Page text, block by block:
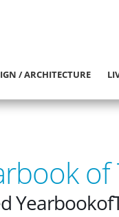
/ ARCHITECTURE
of